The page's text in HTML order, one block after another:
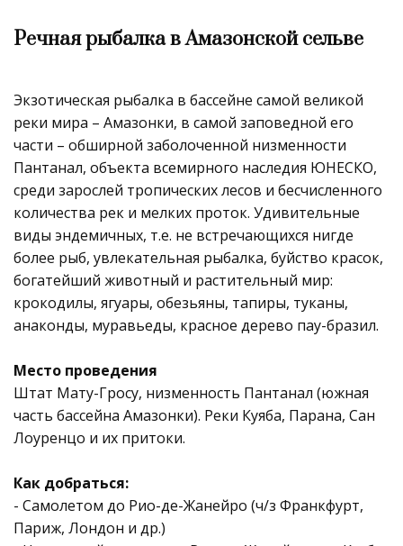
Речная рыбалка в Амазонской сельве
Экзотическая рыбалка в бассейне самой великой
реки мира – Амазонки, в самой заповедной его
части – обширной заболоченной низменности
Пантанал, объекта всемирного наследия ЮНЕСКО,
среди зарослей тропических лесов и бесчисленного
количества рек и мелких проток. Удивительные
виды эндемичных, т.е. не встречающихся нигде
более рыб, увлекательная рыбалка, буйство красок,
богатейший животный и растительный мир:
крокодилы, ягуары, обезьяны, тапиры, туканы,
анаконды, муравьеды, красное дерево пау-бразил.
Место проведения
Штат Мату-Гросу, низменность Пантанал (южная
часть бассейна Амазонки). Реки Куяба, Парана, Сан
Лоуренцо и их притоки.
Как добраться:
- Самолетом до Рио-де-Жанейро (ч/з Франкфурт,
Париж, Лондон и др.)